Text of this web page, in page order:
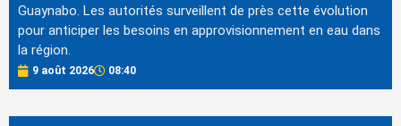
Guaynabo. Les autorités surveillent de près cette évolution
pour anticiper les besoins en approvisionnement en eau dans
la région.
9 août 2026 08:40